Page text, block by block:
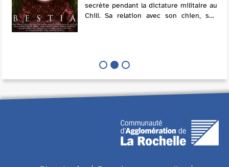
secrète pendant la dictature militaire au
Chili. Sa relation avec son chien, son